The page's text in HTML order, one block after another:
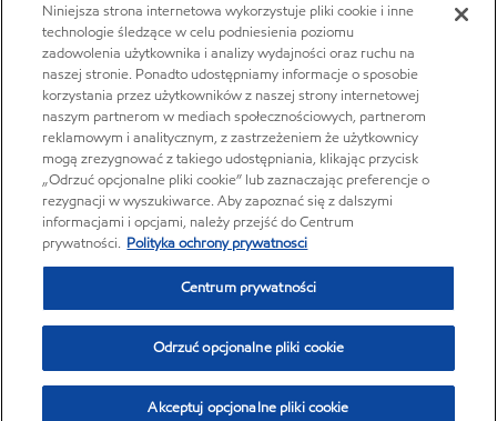
Niniejsza strona internetowa wykorzystuje pliki cookie i inne
technologie śledzące w celu podniesienia poziomu
zadowolenia użytkownika i analizy wydajności oraz ruchu na
naszej stronie. Ponadto udostępniamy informacje o sposobie
korzystania przez użytkowników z naszej strony internetowej
naszym partnerom w mediach społecznościowych, partnerom
reklamowym i analitycznym, z zastrzeżeniem że użytkownicy
mogą zrezygnować z takiego udostępniania, klikając przycisk
„Odrzuć opcjonalne pliki cookie” lub zaznaczając preferencje o
rezygnacji w wyszukiwarce. Aby zapoznać się z dalszymi
informacjami i opcjami, należy przejść do Centrum
prywatności. Polityka ochrony prywatnosci
Centrum prywatności
Odrzuć opcjonalne pliki cookie
Akceptuj opcjonalne pliki cookie